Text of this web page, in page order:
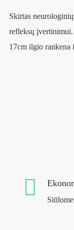
Skirtas
refleksų įvertinimui.
17cm ilgio rankena